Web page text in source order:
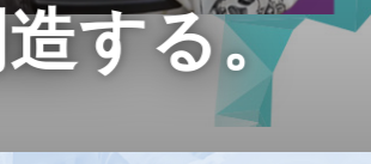
する。